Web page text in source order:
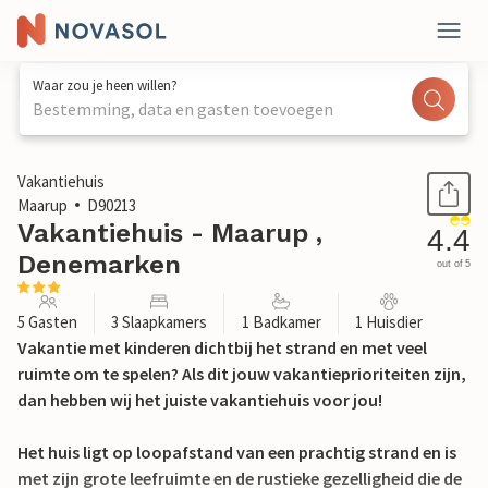
Waar zou je heen willen?
Bestemming, data en gasten toevoegen
1 / 19
Vakantiehuis
Maarup
D90213
Vakantiehuis - Maarup ,
Denemarken
4.4
out of 5
5 Gasten 3 Slaapkamers 1 Badkamer 1 Huisdier
Vakantie met kinderen dichtbij het strand en met veel
ruimte om te spelen? Als dit jouw vakantieprioriteiten zijn,
dan hebben wij het juiste vakantiehuis voor jou!
Het huis ligt op loopafstand van een prachtig strand en is
met zijn grote leefruimte en de rustieke gezelligheid die de